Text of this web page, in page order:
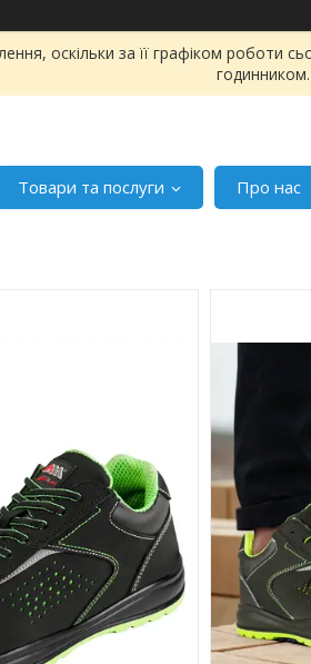
оскільки за її графіком
годинником.
Товари та послуги Про нас